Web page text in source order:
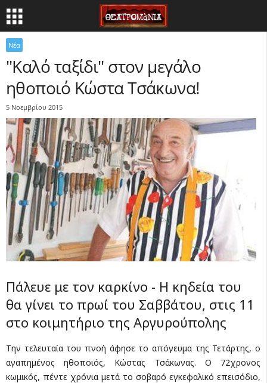
Νέα
"Καλό ταξίδι" στον μεγάλο
ηθοποιό Κώστα Τσάκωνα!
5 Νοεμβρίου 2015
Πάλευε με τον καρκίνο - Η κηδεία του
θα γίνει το πρωί του Σαββάτου, στις 11
στο κοιμητήριο της Αργυρούπολης
Την τελευταία του πνοή άφησε το απόγευμα της Τετάρτης, ο
αγαπημένος ηθοποιός, Κώστας Τσάκωνας. Ο 72χρονος
κωμικός, πέντε χρόνια μετά το σοβαρό εγκεφαλικό επεισόδιο,